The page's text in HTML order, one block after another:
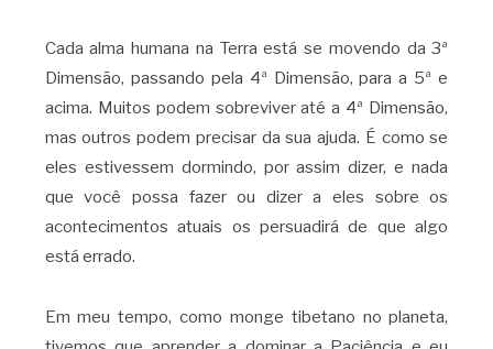
Cada alma humana na Terra está se movendo da 3ª
Dimensão, passando pela 4ª Dimensão, para a 5ª e
acima. Muitos podem sobreviver até a 4ª Dimensão,
mas outros podem precisar da sua ajuda. É como se
eles estivessem dormindo, por assim dizer, e nada
que você possa fazer ou dizer a eles sobre os
acontecimentos atuais os persuadirá de que algo
está errado.
Em meu tempo, como monge tibetano no planeta,